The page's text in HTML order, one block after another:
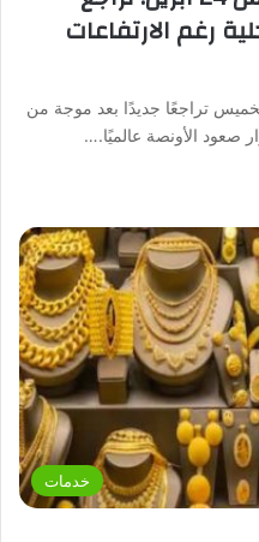
رغم الارتفاعات
تراجعًا جديدًا بعد موجة من
صعود الأونصة عالميًا.…
خدمات